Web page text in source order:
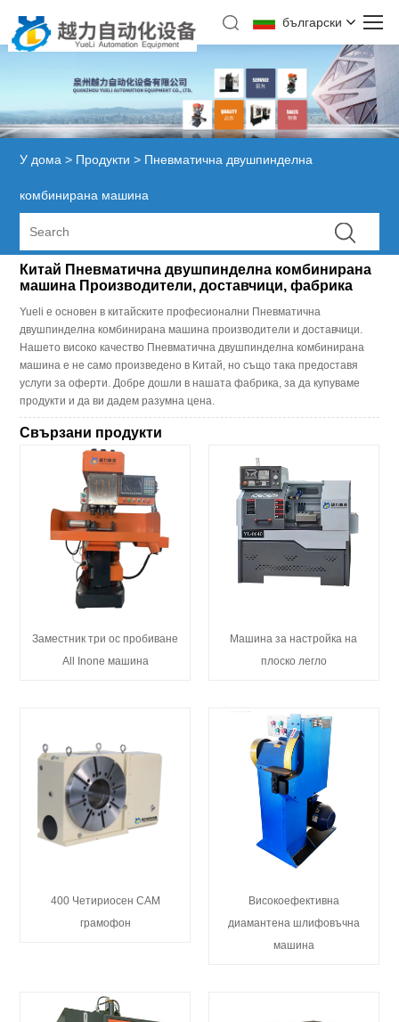
български
У дома > Продукти > Пневматична двушпинделна
комбинирана машина
Китай Пневматична двушпинделна комбинирана
машина Производители, доставчици, фабрика
Yueli е основен в китайските професионални Пневматична
двушпинделна комбинирана машина производители и доставчици.
Нашето високо качество Пневматична двушпинделна комбинирана
машина е не само произведено в Китай, но също така предоставя
услуги за оферти. Добре дошли в нашата фабрика, за да купуваме
продукти и да ви дадем разумна цена.
Свързани продукти
Заместник три ос пробиване
All Inone машина
Машина за настройка на
плоско легло
400 Четириосен CAM
грамофон
Високоефективна
диамантена шлифовъчна
машина